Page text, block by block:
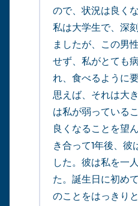
ので、状況は良く
私は大学生で、深
ましたが、この男
せず、私がとても
れ、食べるように
思えば、それは大
は私が弱っている
良くなることを望
き合って1年後、彼
した。彼は私を一
た。誕生日に初め
のことをはっきり